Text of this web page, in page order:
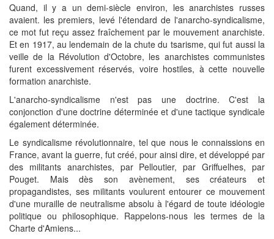
Quand, il y a un demi-siècle environ, les anarchistes russes
avaient. les premiers, levé l'étendard de l'anarcho-syndicalisme,
ce mot fut reçu assez fraîchement par le mouvement anarchiste.
Et en 1917, au lendemain de la chute du tsarisme, qui fut aussi la
veille de la Révolution d'Octobre, les anarchistes communistes
furent excessivement réservés, voire hostiles, à cette nouvelle
formation anarchiste.
L'anarcho-syndicalisme n'est pas une doctrine. C'est la
conjonction d'une doctrine déterminée et d'une tactique syndicale
également déterminée.
Le syndicalisme révolutionnaire, tel que nous le connaissions en
France, avant la guerre, fut créé, pour ainsi dire, et développé par
des militants anarchistes, par Pelloutier, par Griffuelhes, par
Pouget. Mais dès son avènement, ses créateurs et
propagandistes, ses militants voulurent entourer ce mouvement
d'une muraille de neutralisme absolu à l'égard de toute idéologie
politique ou philosophique. Rappelons-nous les termes de la
Charte d'Amiens...